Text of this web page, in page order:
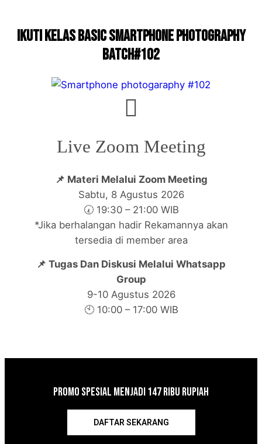
Ikuti Kelas Basic smartphone photography
Batch#102
Live Zoom Meeting
📌 Materi Melalui Zoom Meeting
Sabtu, 8 Agustus 2026
🕢 19:30 – 21:00 WIB
*Jika berhalangan hadir Rekamannya akan
tersedia di member area
📌 Tugas Dan Diskusi Melalui Whatsapp
Group
9-10 Agustus 2026
🕙 10:00 – 17:00 WIB
Promo Spesial Menjadi 147 Ribu Rupiah
DAFTAR SEKARANG